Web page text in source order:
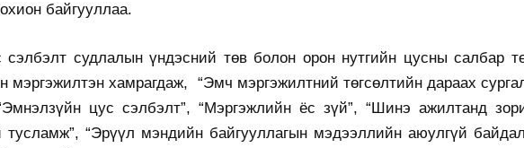
байгууллаа.
сэлбэлт судлалын үндэсний төв болон орон нутгийн цусны салбар
мэргэжилтэн хамрагдаж, “Эмч мэргэжилтний төгсөлтийн дараах
цус сэлбэлт”, “Мэргэжлийн ёс зүй”, “Шинэ ажилтанд
тусламж”, “Эрүүл мэндийн байгууллагын мэдээллийн аюулгүй